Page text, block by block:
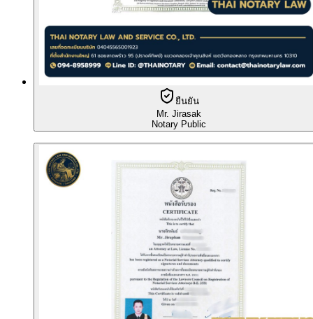
ยืนยัน
Mr. Jirasak
Notary Public